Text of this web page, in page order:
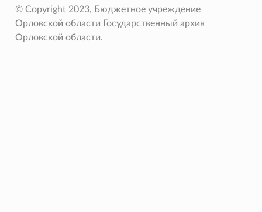
© Copyright 2023, Бюджетное учреждение
Орловской области Государственный архив
Орловской области.